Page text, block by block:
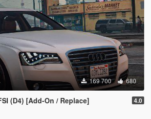
169 700 680
(D4) [Add-On / Replace] 4.0